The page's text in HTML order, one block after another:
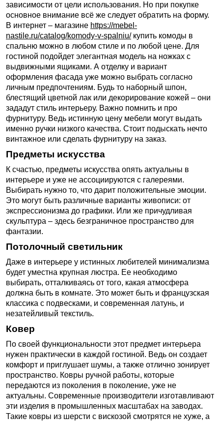
зависимости от цели использования. Но при покупке
основное внимание всё же следует обратить на форму.
В интернет – магазине https://mebel-
nastile.ru/catalog/komody-v-spalniu/купить комоды в
спальню можно в любом стиле и по любой цене. Для
гостиной подойдет элегантная модель на ножках с
выдвижными ящиками. А отделку и вариант
оформления фасада уже можно выбрать согласно
личным предпочтениям. Будь то наборный шпон,
блестящий цветной лак или декорирование кожей – они
зададут стиль интерьеру. Важно помнить и про
фурнитуру. Ведь истинную цену мебели могут выдать
именно ручки низкого качества. Стоит подыскать нечто
винтажное или сделать фурнитуру на заказ.
Предметы искусства
К счастью, предметы искусства опять актуальны в
интерьере и уже не ассоциируются с галереями.
Выбирать нужно то, что дарит положительные эмоции.
Это могут быть различные варианты живописи: от
экспрессионизма до графики. Или же причудливая
скульптура – здесь безграничное пространство для
фантазии.
Потолочный светильник
Даже в интерьере у истинных любителей минимализма
будет уместна крупная люстра. Ее необходимо
выбирать, отталкиваясь от того, какая атмосфера
должна быть в комнате. Это может быть и французская
классика с подвесками, и современная латунь, и
незатейливый текстиль.
Ковер
По своей функциональности этот предмет интерьера
нужен практически в каждой гостиной. Ведь он создает
комфорт и приглушает шумы, а также отлично зонирует
пространство. Ковры ручной работы, которые
передаются из поколения в поколение, уже не
актуальны. Современные производители изготавливают
эти изделия в промышленных масштабах на заводах.
Такие ковры из шерсти с вискозой смотрятся не хуже, а